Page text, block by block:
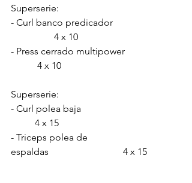
Superserie:
- Curl banco predicador
4 x 10
- Press cerrado multipower
4 x 10
Superserie:
- Curl polea baja
	4 x 15
- Triceps polea de
espaldas                               4 x 15